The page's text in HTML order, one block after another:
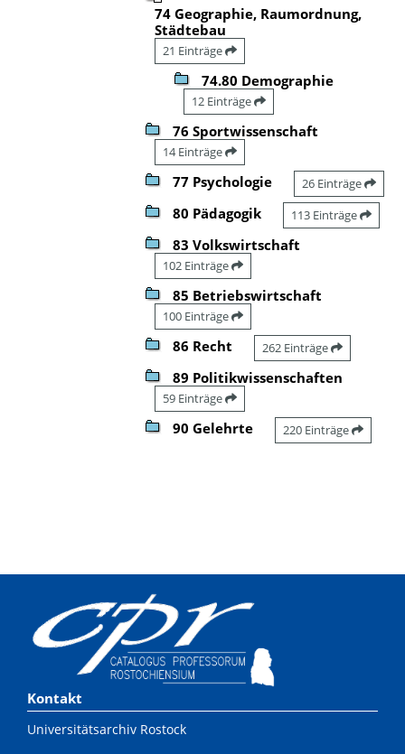
74 Geographie, Raumordnung,
Städtebau
21 Einträge
74.80 Demographie
12 Einträge
76 Sportwissenschaft
14 Einträge
77 Psychologie 26 Einträge
80 Pädagogik 113 Einträge
83 Volkswirtschaft
102 Einträge
85 Betriebswirtschaft
100 Einträge
86 Recht 262 Einträge
89 Politikwissenschaften
59 Einträge
90 Gelehrte 220 Einträge
Kontakt
Universitätsarchiv Rostock